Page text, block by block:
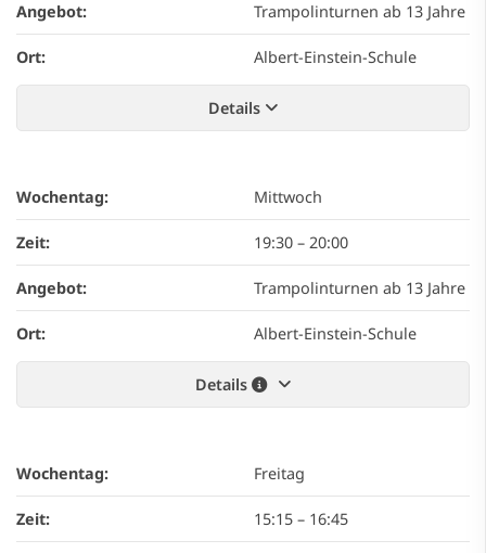
Angebot: Trampolinturnen ab 13 Jahre
Ort: Albert-Einstein-Schule
Details
Wochentag: Mittwoch
Zeit: 19:30 – 20:00
Angebot: Trampolinturnen ab 13 Jahre
Ort: Albert-Einstein-Schule
Details
Wochentag: Freitag
Zeit: 15:15 – 16:45